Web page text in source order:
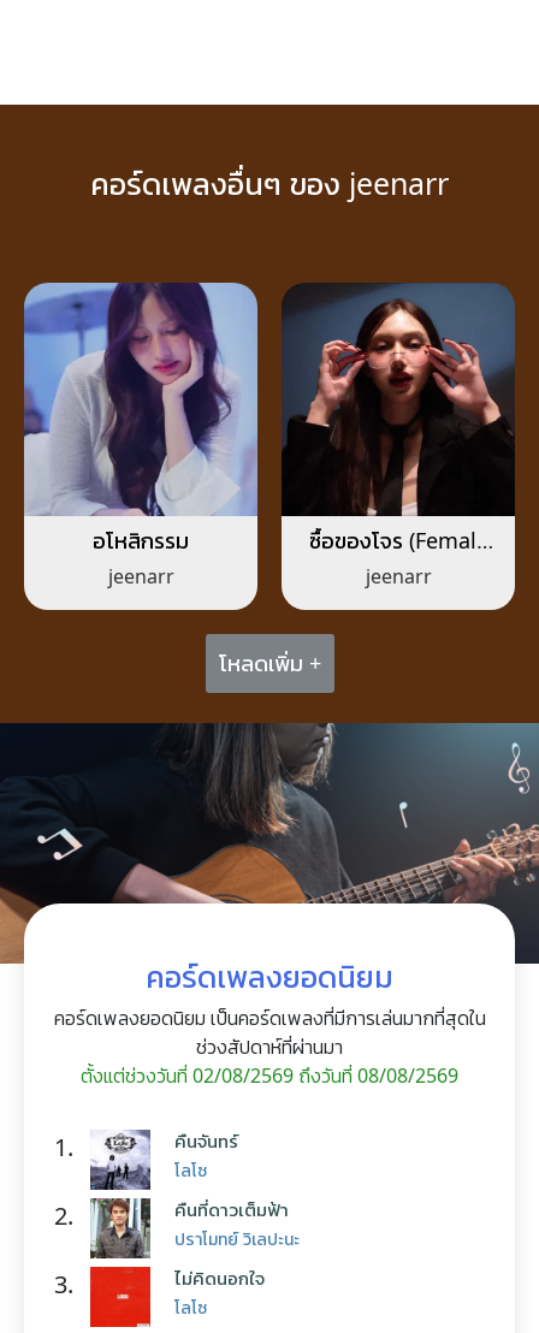
คอร์ดเพลงอื่นๆ ของ jeenarr
อโหสิกรรม
jeenarr
ซื้อของโจร (Female
Ver.)
jeenarr
โหลดเพิ่ม +
คอร์ดเพลงยอดนิยม
คอร์ดเพลงยอดนิยม เป็นคอร์ดเพลงที่มีการเล่นมากที่สุดใน
ช่วงสัปดาห์ที่ผ่านมา
ตั้งแต่ช่วงวันที่ 02/08/2569 ถึงวันที่ 08/08/2569
1. คืนจันทร์
โลโซ
2. คืนที่ดาวเต็มฟ้า
ปราโมทย์ วิเลปะนะ
3. ไม่คิดนอกใจ
โลโซ